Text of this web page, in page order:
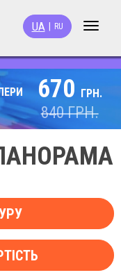
Toggle
UA RU
670 ГРН.
840ГРН.